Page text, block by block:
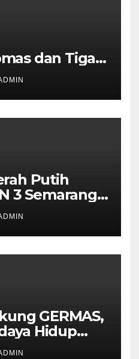
dan Tiga
Ungaran
Warga
Ronda
Putih
3 Semarang,
Desa
RI
GERMAS,
Hidup
Pabelan